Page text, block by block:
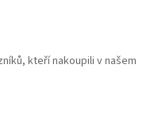
kteří nakoupili v našem